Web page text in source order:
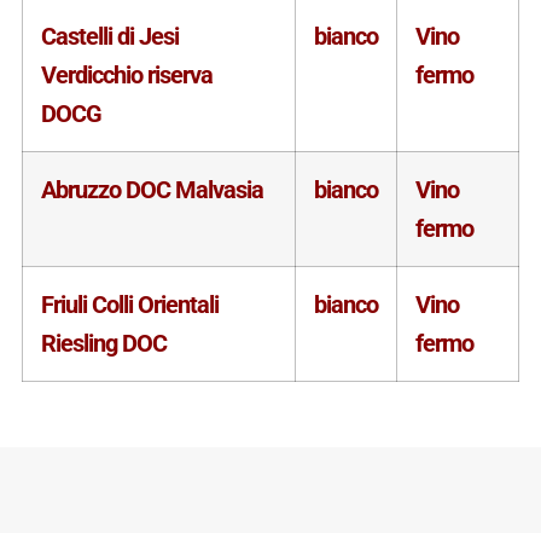
Castelli di Jesi
Verdicchio riserva
DOCG
bianco
Vino
fermo
Abruzzo DOC Malvasia bianco
Vino
fermo
Friuli Colli Orientali
Riesling DOC
bianco
Vino
fermo